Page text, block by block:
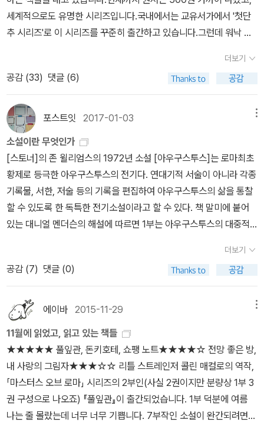
론 책값을 터무니없이 높게 붙이는 출판사이니 완간되어도 문제겠지
만.케임브리지의 이름을 내건 교양서 시리즈도 그동안 꾸준히 나왔
유, 2018)과 <케임브리지 카프카 입문>(그린비, 2024), '개론'(Co
mpanion) 시리즈인 <본회퍼 신학개론: 캠브리지 지침서>(종문화
사, 2017)와 <도스토옙스키: 케임브리지 대학 추천 도서>(우물이있
는집, 2018)가 대표적이다.알라딘에서 '케임브리지'로 검색하다 보니
'케임브리지 7인'과 '케임브리지 5인'에 대한 책도 나오는데, 전자는 1
9세기 말에 중국 선교사로 투신한 그 학교 졸업생들을 가리키며, 후
자는 20세기 초에 소련 스파이로 활동한 (그리하여 훗날 <팅커, 테일
러, 솔저, 스파이>의 소재가 된) 그 학교 졸업생들을 가리킨다. 참으
로 다방면에서 활동한 동문들이다.때로는 '케임브리지'를 강조하려다
그만 삐끗한 경우도 있다. <케임브리지 중국경제사>(소와당, 2019)
는 비록 그 대학 출판부에서 나왔지만 원제는 '케임브리지' 없이 '중국
경제사'뿐이다. 저자도 '캘리포니아 학파'를 대표하는 미국 학자라니,
국경제사>로 제목을 바꿔서 재간행했다.케임브리지 이야기를 한참
보니 단권본 '역사'(History)로는 <옥스퍼드 책의 역사>(교유서가,
2024), <옥스퍼드 영국사>(한울, 2006), <옥스퍼드 세계 영화사>
(열린책들, 2005)가 나온다. 마지막 책은 이후 <세계 영화 대사전>
(미메시스, 2015)으로 제목이 바뀌어서 재간행되기도 했다.옥스퍼드
의 통사로는 '옥스퍼드 미국사'(전12권 예정) 가운데 제2권인 <위대
한 대의: 미국 혁명 1763-1789>(사회평론, 2017)가 번역되었다가
절판되고, 이후 <미국인 이야기>(사회평론, 2022)라는 제목으로 분
세계적으로도 유명한 시리즈입니다.국내에서는 교유서가에서 '첫단
추 시리즈'로 이 시리즈를 꾸준히 출간하고 있습니다.그런데 워낙 유
다.그동안 국내에 출판된 'A Very Short Introduction'를 모아봤습
니다.1) 교유서가 첫단추 시리즈 국내에서도 유명한 시리즈입니다. 저
는 대략 이 정도만 구매하였습니다. 이 시리즈는 늘 뒤에 더 읽을 거리
도 저자들이 추가해두었습니다.영어권 독자 기준이다보니, 저자가 추
천하는 책이 국내에 번역됐을 수도 있고, 아닐 수도 있는데, 번역자분
들이 국내에 번역본이 있으면 따로 표시합니다.특히 이재만 씨 같은
번역가분은 저자가 만든 독서 안내 이외에 또 추가로 국내 독자들을
위한 더 읽을 거리도 적어두어 매우 도움이 됩니다.2) 비아 교양 성
공회 계열 출판사 '비아'에서 <구약> <신약> <예수> <성공회>를 번
역했습니다. <예수>를 쓴 리처드 보컴은 <예수와 그 목격자>들이라
는 저서로 유명한 학자인데, 몇년전에 이 책을 인상깊게 읽은 기억이
데, 역자는 이재만 씨입니다. 3) 그리스도교를 만든 3인의 사상가 제
상가'라는 시리즈로 <사도 바오로> <아우구스티누스> <마르틴 루
터>를 번역했습니다. 각 책을 저술한 E.P.샌더스, 핸리 채드윅, 스콧
헨드릭스는 모두 각 분야의 권위자입니다. 세 명 모두 한국에 다른 저
작들이 출간되어 있는데, 샌더스의 <바울과 팔레스타인 유대교>는
비싸기도 하고, 아직 제가 사서 읽을 책은 아닌 듯하여 안 샀습니다.
핸리 채드윅의 <초대교회사>나 스콧 헨드릭스 <마르틴 루터>는 소
장하고 있는데, 둘다 읽어볼 만한 책입니다.그런데 그리스도교를 만
든 3인의 사상가 3권 중 2권이 현재 절판됐습니다. <마르틴 루터>만
더보기
공감 (33) 댓글 (6)
포스트잇 2017-01-03
소설이란 무엇인가
[스토너]의 존 윌리엄스의 1972년 소설 [아우구스투스]는 로마최초
황제로 등극한 아우구스투스의 전기다. 연대기적 서술이 아니라 각종
기록물, 서한, 저술 등의 기록을 편집하여 아우구스투스의 삶을 통찰
할 수 있도록 한 독특한 전기소설이라고 할 수 있다. 책 말미에 붙어
있는 대니얼 멘더슨의 해설에 따르면 1부는 아우구스투스의 대중적,
를 다룬다고 한다. 나는 아직 1부도 채 읽지 못했다. 아우구스투스가
제2차 삼두정을 이루던 정적들을 차례차례 물리치고 황제에 오르기
전 마지막 결전 BC31년 악티움해전을 앞두고 있는 지점에서, 나는
이 소설을 계속 읽어야할지, 중단하고 차라리 아우구스투스 관련 서
적을 읽는 게 나을지 고민하고 있다. [스토너] 보다 작품성을 더 인정
받고 전미도서협회의 상을 받기도 했다는데 독특하게 전기를 엮어가
는 사고의 발상과 집필의 수고로움을 느낄 수는 있지만 아직까지는
차라리 아우구스투스 평전이나 로마 공화정과 제국에 대한 서적을 읽
는 게 나은 게 아닐까 흥정하게 된다. 2부 사적이고 정서적 무대에서
의 실패는 [스토너]를 떠올리지 않을 수 없을 것 같은데 아우구스투스
의 '실패'는 결국 딸 율리아와 관련된 슬픔 때문이기도 하다. [스토너]
더보기
공감 (7) 댓글 (0)
에이바 2015-11-29
11월에 읽었고, 읽고 있는 책들
★★★★★ 풀잎관, 돈키호테, 쇼팽 노트★★★★☆ 전망 좋은 방,
내 사랑의 그림자★★★☆☆ 리틀 스트레인저 콜린 매컬로의 역작,
「마스터스 오브 로마」 시리즈의 2부인(사실 2권이지만 분량상 1부 3
권 구성으로 나오죠) 『풀잎관』이 출간되었습니다. 1부 덕분에 여름
나는 줄 몰랐는데 너무 너무 기쁩니다. 7부작인 소설이 완간되려면